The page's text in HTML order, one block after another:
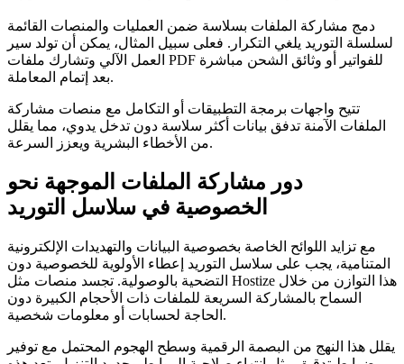
دمج مشاركة الملفات بسلاسة ضمن العمليات والمنصات القائمة
لسلسلة التوريد يلغي التكرار. فعلى سبيل المثال، يمكن أن تولد سير
العمل الآلي وتشارك ملفات PDF للفواتير أو وثائق الشحن مباشرة
بعد إتمام المعاملة.
تتيح واجهات برمجة التطبيقات أو التكامل مع منصات مشاركة
الملفات الآمنة تدفق بيانات أكثر سلاسة دون تدخل يدوي، مما يقلل
من الأخطاء البشرية ويعزز السرعة.
دور مشاركة الملفات الموجهة نحو
الخصوصية في سلاسل التوريد
مع تزايد اللوائح الخاصة بخصوصية البيانات والتهديدات الإلكترونية
المتنامية، يجب على سلاسل التوريد إعطاء الأولوية للخصوصية دون
التضحية بالوصولية. تجسد منصات مثل Hostize هذا التوازن من خلال
السماح بالمشاركة السريعة للملفات ذات الأحجام الكبيرة دون
الحاجة لحسابات أو معلومات شخصية.
يقلل هذا النهج من البصمة الرقمية وسطح الهجوم المحتمل مع توفير